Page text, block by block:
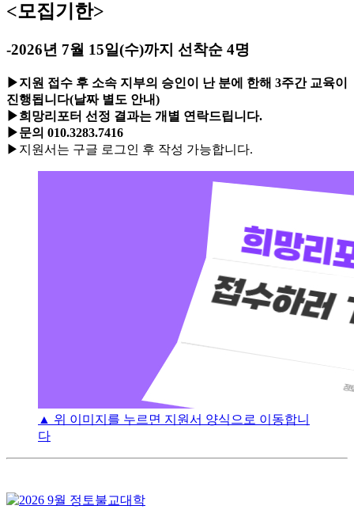
<모집기한>
-2026년 7월 15일(수)까지 선착순 4명
▶지원 접수 후 소속 지부의 승인이 난 분에 한해 3주간 교육이
진행됩니다(날짜 별도 안내)
▶희망리포터 선정 결과는 개별 연락드립니다.
▶문의 010.3283.7416
▶지원서는 구글 로그인 후 작성 가능합니다.
▲ 위 이미지를 누르면 지원서 양식으로 이동합니
다